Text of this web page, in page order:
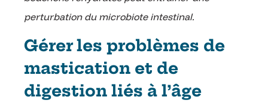
perturbation du microbiote intestinal.
Gérer les problèmes de
mastication et de
digestion liés à l’âge